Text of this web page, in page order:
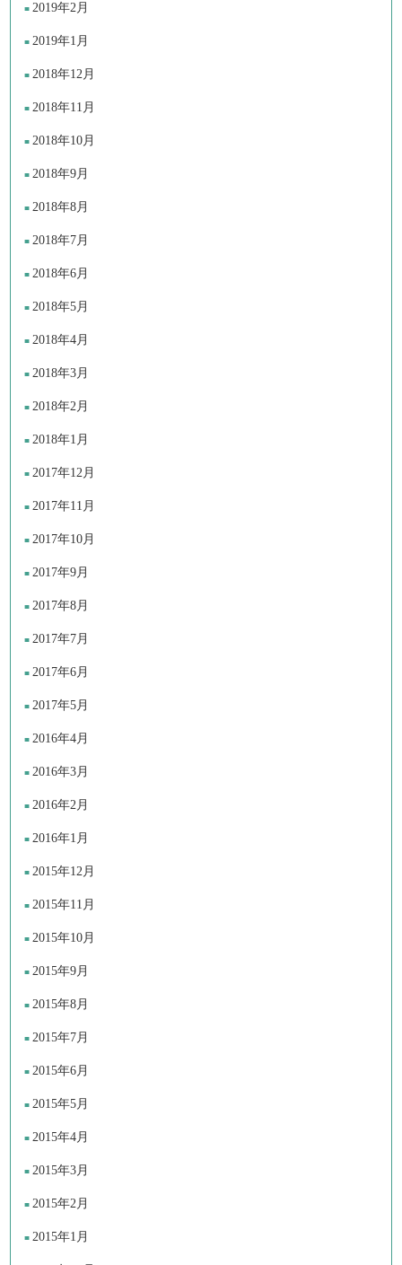
2019年2月
2019年1月
2018年12月
2018年11月
2018年10月
2018年9月
2018年8月
2018年7月
2018年6月
2018年5月
2018年4月
2018年3月
2018年2月
2018年1月
2017年12月
2017年11月
2017年10月
2017年9月
2017年8月
2017年7月
2017年6月
2017年5月
2016年4月
2016年3月
2016年2月
2016年1月
2015年12月
2015年11月
2015年10月
2015年9月
2015年8月
2015年7月
2015年6月
2015年5月
2015年4月
2015年3月
2015年2月
2015年1月